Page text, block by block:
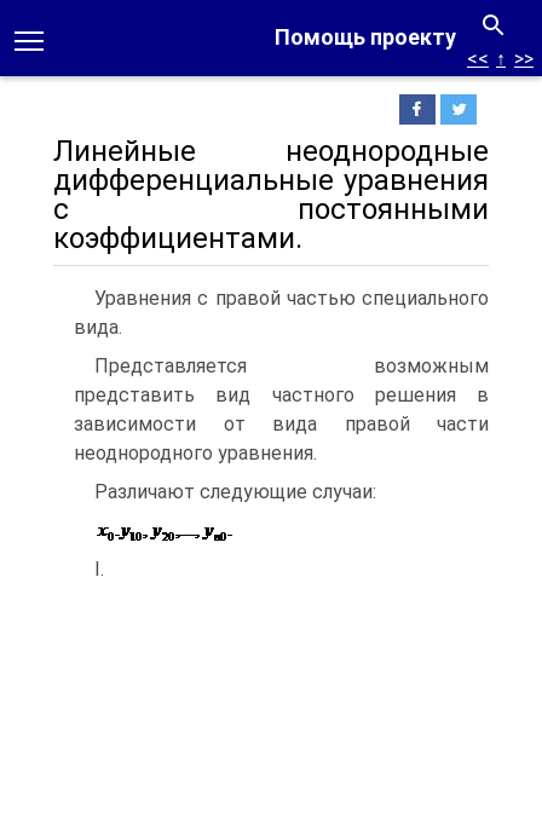
Помощь проекту
<< ↑ >>
Линейные неоднородные
дифференциальные уравнения
с постоянными
коэффициентами.
Уравнения с правой частью специального
вида.
Представляется возможным
представить вид частного решения в
зависимости от вида правой части
неоднородного уравнения.
Различают следующие случаи:
I.